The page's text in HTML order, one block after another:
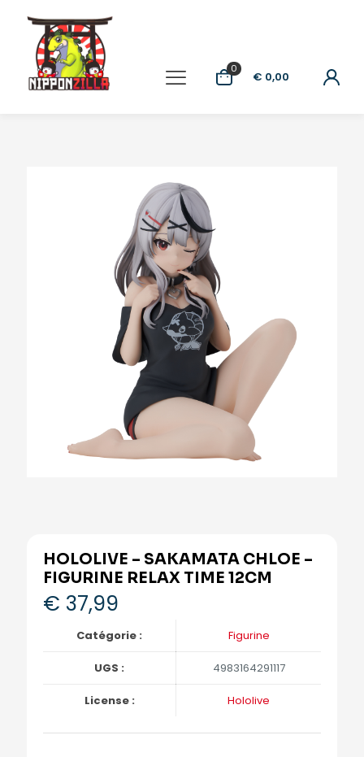
0
€ 0,00
HOLOLIVE – SAKAMATA CHLOE –
FIGURINE RELAX TIME 12CM
€ 37,99
Catégorie : Figurine
UGS : 4983164291117
License : Hololive